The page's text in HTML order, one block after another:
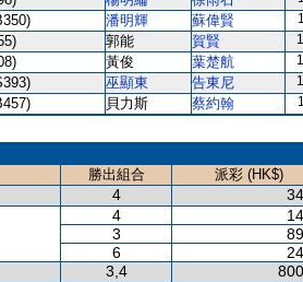
潘明輝 蘇偉賢
郭能 賀賢
黃俊 葉楚航
巫顯東 告東尼
貝力斯 蔡約翰
勝出組合
派彩 (HK$)
4
4
3
6
3,4